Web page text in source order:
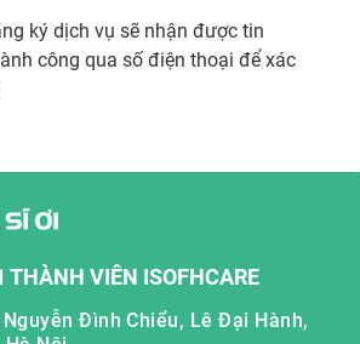
ký dịch vụ sẽ nhận được tin
công qua số điện thoại để xác
THÀNH VIÊN ISOFHCARE
Đình Chiểu, Lê Đại Hành,